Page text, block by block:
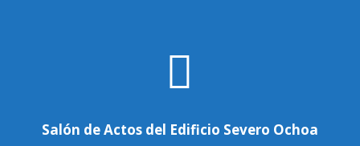

Salón de Actos del Edificio Severo Ochoa